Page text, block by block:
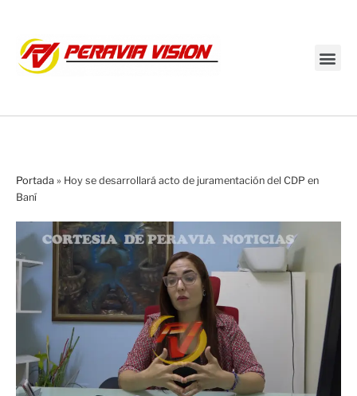
Portada » Hoy se desarrollará acto de juramentación del CDP en
Baní